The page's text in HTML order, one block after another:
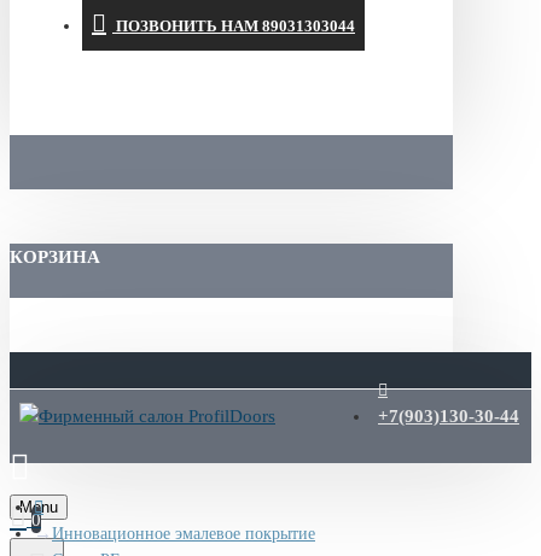
ПОЗВОНИТЬ НАМ 89031303044
КОРЗИНА
+7(903)130-30-44
Menu
0
Инновационное эмалевое покрытие